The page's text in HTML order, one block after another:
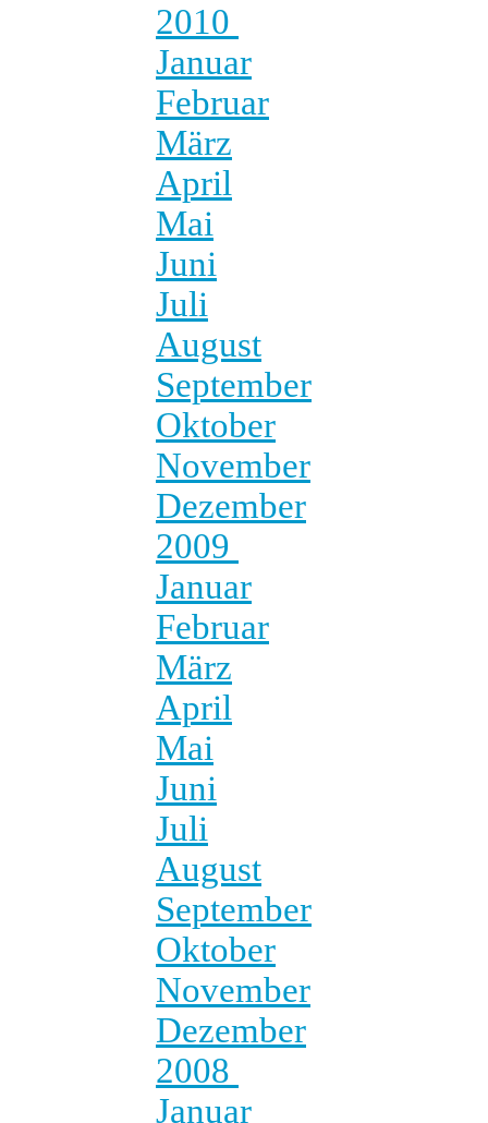
2010
Januar
Februar
März
April
Mai
Juni
Juli
August
September
Oktober
November
Dezember
2009
Januar
Februar
März
April
Mai
Juni
Juli
August
September
Oktober
November
Dezember
2008
Januar